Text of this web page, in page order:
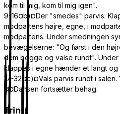
kom til mig, kom til mig igen".
9-16¤b)¤Der "smedes" parvis:
modpartens højre, egne, i
modpartens. Under smedningen
bevægelserne: "Og først i den
dem begge og valse rundt".
klappes i egne hænder et langt og
17-32¤c)¤Vals parvis rundt i salen.
¤¤Dansen fortsætter behag.
Trin